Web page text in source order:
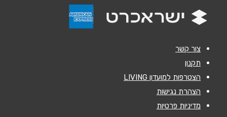
נושא*
הודעה
צור קשר
תקנון
הצטרפות למועדון LIVING
הצהרת נגישות
מדיניות פרטיות